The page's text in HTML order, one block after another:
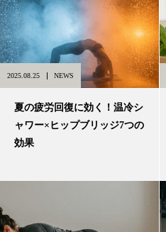
2025.08.25 NEWS
夏の疲労回復に効く！温冷シ
ャワー×ヒップブリッジ7つの
効果